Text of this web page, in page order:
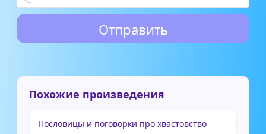
Похожие произведения
Пословицы и поговорки про хвастовство